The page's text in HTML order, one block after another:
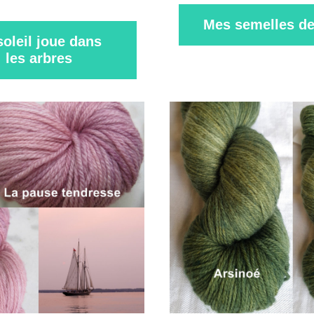
joue dans
les arbres
Mes semelles